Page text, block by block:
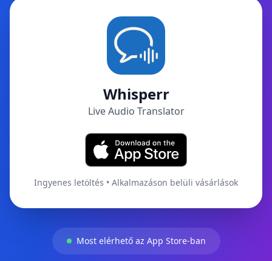
Whisperr
Live Audio Translator
Ingyenes letöltés • Alkalmazáson belüli vásárlások
Most elérhető az App Store-ban